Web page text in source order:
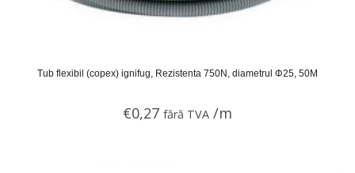
Tub flexibil (copex) ignifug, Rezistenta 750N, diametrul Φ25, 50M
€0,27 fără TVA /m